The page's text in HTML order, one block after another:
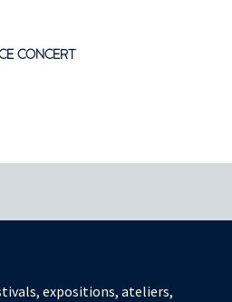
CONCERT
expositions, ateliers,